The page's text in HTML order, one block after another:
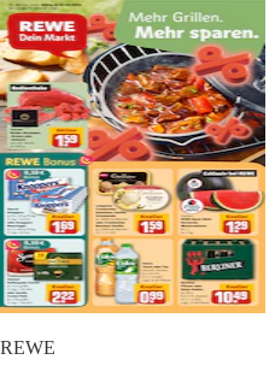
REWE